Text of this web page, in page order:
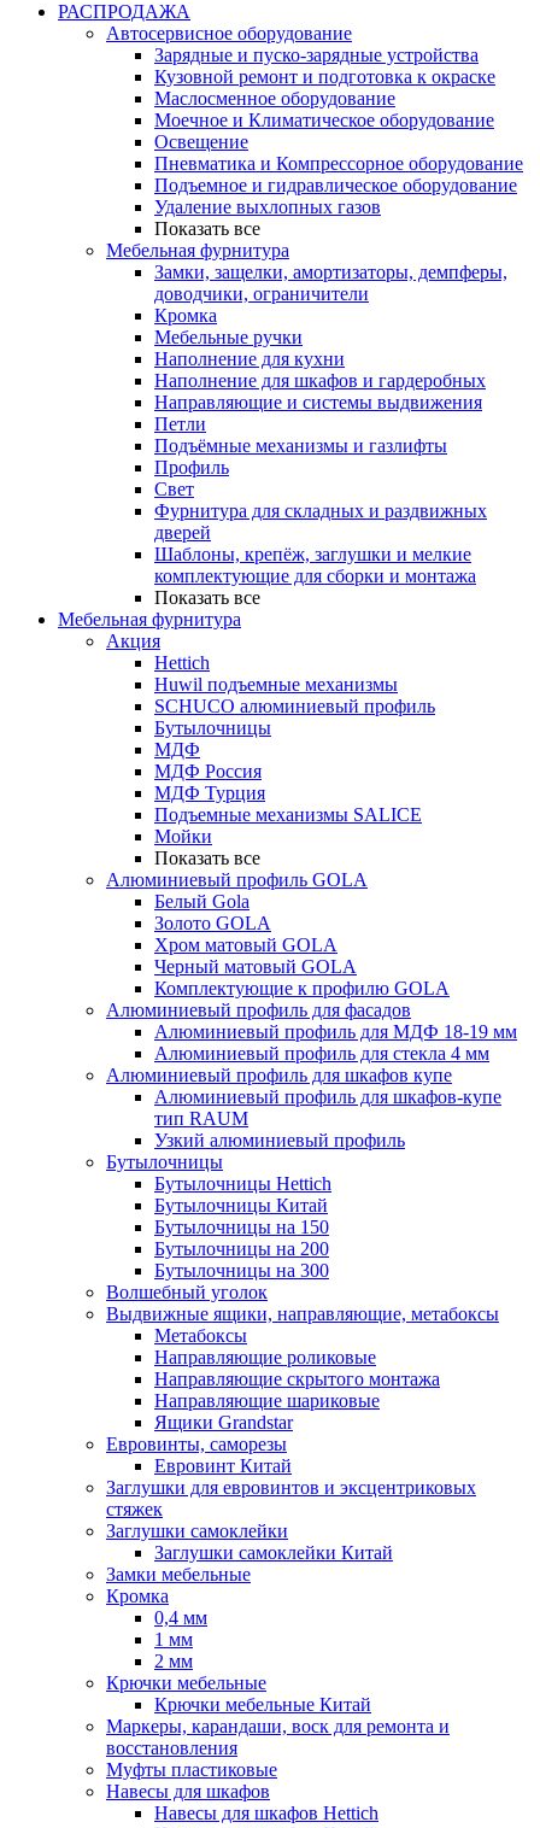
РАСПРОДАЖА
Автосервисное оборудование
Зарядные и пуско-зарядные устройства
Кузовной ремонт и подготовка к окраске
Маслосменное оборудование
Моечное и Климатическое оборудование
Освещение
Пневматика и Компрессорное оборудование
Подъемное и гидравлическое оборудование
Удаление выхлопных газов
Показать все
Мебельная фурнитура
Замки, защелки, амортизаторы, демпферы,
доводчики, ограничители
Кромка
Мебельные ручки
Наполнение для кухни
Наполнение для шкафов и гардеробных
Направляющие и системы выдвижения
Петли
Подъёмные механизмы и газлифты
Профиль
Свет
Фурнитура для складных и раздвижных
дверей
Шаблоны, крепёж, заглушки и мелкие
комплектующие для сборки и монтажа
Показать все
Мебельная фурнитура
Акция
Hettich
Huwil подъемные механизмы
SCHUCO алюминиевый профиль
Бутылочницы
МДФ
МДФ Россия
МДФ Турция
Подъемные механизмы SALICE
Мойки
Показать все
Алюминиевый профиль GOLA
Белый Gola
Золото GOLA
Хром матовый GOLA
Черный матовый GOLA
Комплектующие к профилю GOLA
Алюминиевый профиль для фасадов
Алюминиевый профиль для МДФ 18-19 мм
Алюминиевый профиль для стекла 4 мм
Алюминиевый профиль для шкафов купе
Алюминиевый профиль для шкафов-купе
тип RAUM
Узкий алюминиевый профиль
Бутылочницы
Бутылочницы Hettich
Бутылочницы Китай
Бутылочницы на 150
Бутылочницы на 200
Бутылочницы на 300
Волшебный уголок
Выдвижные ящики, направляющие, метабоксы
Метабоксы
Направляющие роликовые
Направляющие скрытого монтажа
Направляющие шариковые
Ящики Grandstar
Евровинты, саморезы
Евровинт Китай
Заглушки для евровинтов и эксцентриковых
стяжек
Заглушки самоклейки
Заглушки самоклейки Китай
Замки мебельные
Кромка
0,4 мм
1 мм
2 мм
Крючки мебельные
Крючки мебельные Китай
Маркеры, карандаши, воск для ремонта и
восстановления
Муфты пластиковые
Навесы для шкафов
Навесы для шкафов Hettich